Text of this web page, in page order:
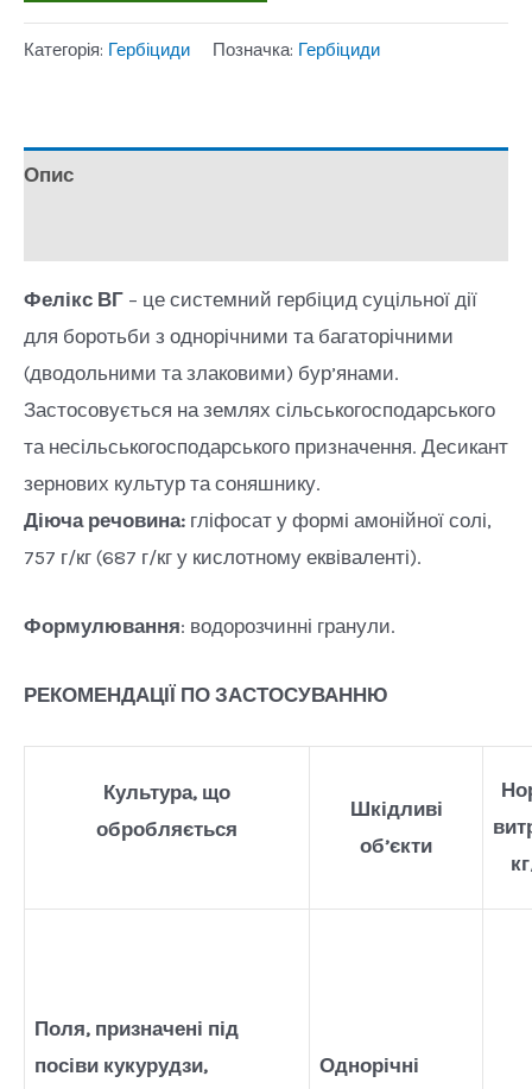
кількість
Категорія: Гербіциди Позначка: Гербіциди
Опис
Фелікс ВГ – це системний гербіцид суцільної дії
для боротьби з однорічними та багаторічними
(дводольними та злаковими) бур’янами.
Застосовується на землях сільськогосподарського
та несільськогосподарського призначення. Десикант
зернових культур та соняшнику.
Діюча речовина: гліфосат у формі амонійної солі,
757 г/кг (687 г/кг у кислотному еквіваленті).
Формулювання: водорозчинні гранули.
РЕКОМЕНДАЦІЇ ПО ЗАСТОСУВАННЮ
Культура, що
обробляється
Шкідливі
об’єкти
Поля, призначені під
посіви кукурудзи,
Однорічні